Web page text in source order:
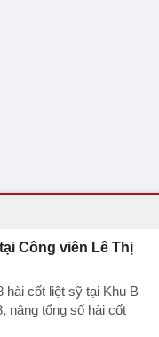
Công viên Lê Thị
cốt liệt sỹ tại Khu B
nâng tổng số hài cốt